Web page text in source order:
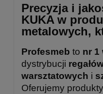
Precyzja i
KUKA w
metalowych,
Profesmeb to nr 1
dystrybucji
warsztatowych i
Oferujemy